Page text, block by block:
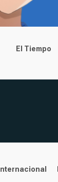
El Tiempo
Internacional